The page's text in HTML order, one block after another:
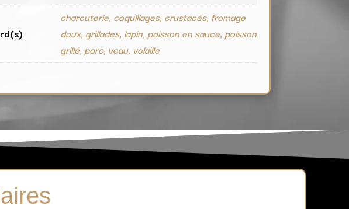
charcuterie, coquillages, crustacés, fromage
doux, grillades, lapin, poisson en sauce, poisson
grillé, porc, veau, volaille